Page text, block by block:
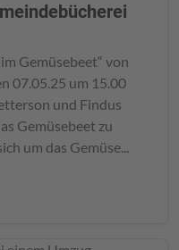
Gemüsebeet“ von
07.05.25 um 15.00
und Findus
Gemüsebeet zu
um das Gemüse...